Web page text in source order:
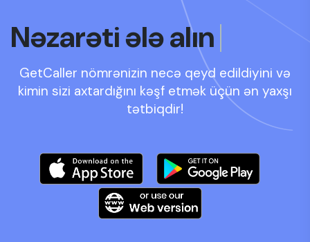
Öyrənin
GetCaller nömrənizin necə qeyd edildiyini və
kimin sizi axtardığını kəşf etmək üçün ən yaxşı
tətbiqdir!